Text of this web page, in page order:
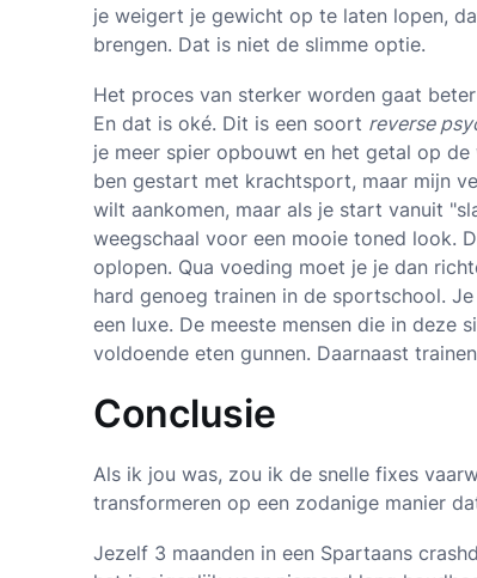
je weigert je gewicht op te laten lopen,
brengen. Dat is niet de slimme optie.
Het proces van sterker worden gaat
En dat is oké. Dit is een soort reverse
je meer spier opbouwt en het getal op
ben gestart met krachtsport, maar mijn
wilt aankomen, maar als je start vanuit
weegschaal voor een mooie toned look.
oplopen. Qua voeding moet je je dan
hard genoeg trainen in de sportschool.
een luxe. De meeste mensen die in
voldoende eten gunnen. Daarnaast
Conclusie
Als ik jou was, zou ik de snelle fixes
transformeren op een zodanige manier
Jezelf 3 maanden in een Spartaans